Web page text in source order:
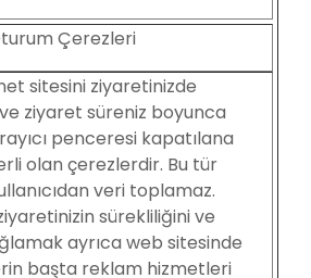
Çerezleri
sitesini ziyaretinizde
ziyaret süreniz boyunca
penceresi kapatılana
olan çerezlerdir. Bu tür
veri toplamaz.
sürekliliğini ve
ayrıca web sitesinde
başta reklam hizmetleri